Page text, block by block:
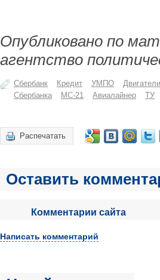
Опубликовано по
агентство
Сбербанк Кредит УМПО Двигатели
Сбербанка
МС-21 Авиалайнер ТУ
Распечатать
Оставить
Комментарии сайта
Написать комментарий